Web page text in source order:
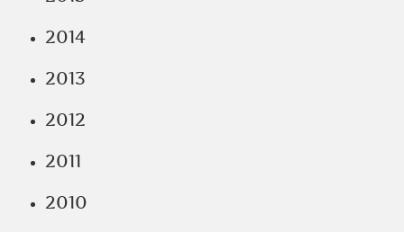
2014
2013
2012
2011
2010